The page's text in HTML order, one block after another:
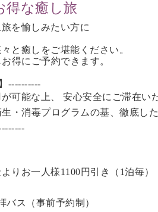
得な癒し旅
を愉しみたい方に
と癒しをご堪能ください。
得にご予約できます。
----------
可能な上、 安心安全にご滞在い
・消毒プログラムの基、徹底し
りお一人様1100円引き（1泊毎）
バス（事前予約制）